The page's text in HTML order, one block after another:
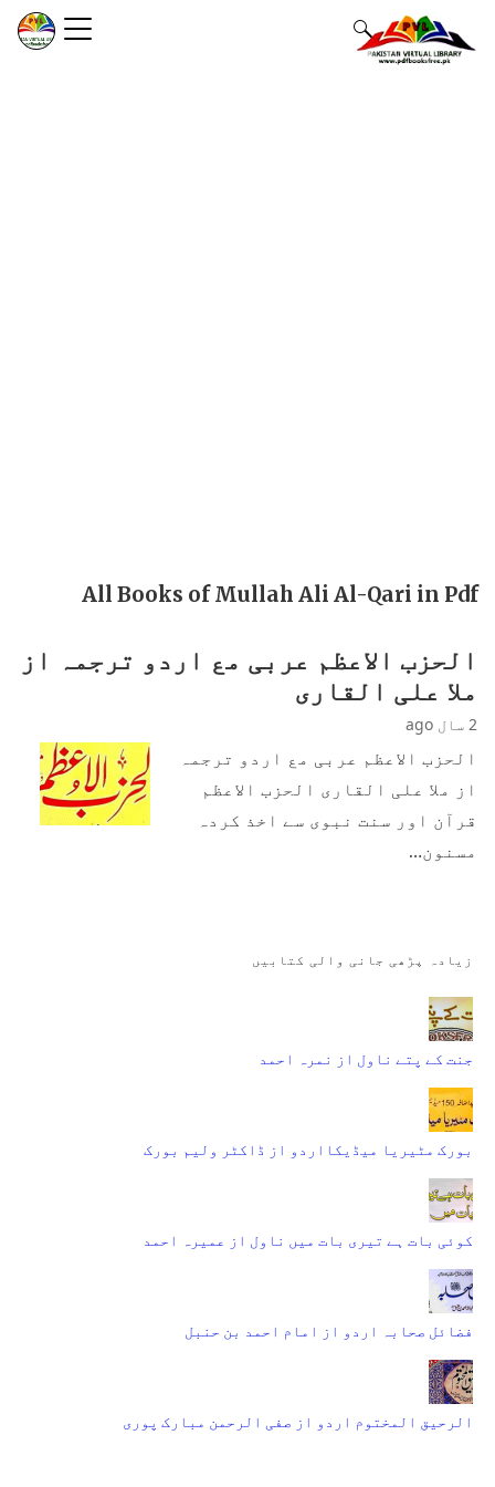
All Books of Mullah Ali Al-Qari in Pdf
الحزب الاعظم عربی مع اردو ترجمہ از
ملا علی القاری
2 سال ago
الحزب الاعظم عربی مع اردو ترجمہ
از ملا علی القاری الحزب الاعظم
قرآن اور سنت نبوی سے اخذ کردہ
مسنون…
زیادہ پڑھی جانی والی کتابیں
جنت کے پتے ناول از نمرہ احمد
بورک مٹیریا میڈیکااردو از ڈاکٹر ولیم بورک
کوئی بات ہے تیری بات میں ناول از عمیرہ احمد
فضائل صحابہ اردو از امام احمد بن حنبل
الرحیق المختوم اردو از صفی الرحمن مبارک پوری